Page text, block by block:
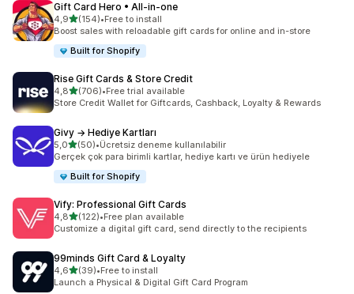
Gift Card Hero • All‑in‑one
4,95 yıldız üzerinden
(154)
toplam 154 değerlendirme
•Free to install
Boost sales with reloadable gift cards for online and in-store
Built for Shopify
Rise Gift Cards & Store Credit
4,85 yıldız üzerinden
(706)
toplam 706 değerlendirme
•Free trial available
Store Credit Wallet for Giftcards, Cashback, Loyalty & Rewards
Givy → Hediye Kartları
5,05 yıldız üzerinden
(50)
toplam 50 değerlendirme
•Ücretsiz deneme kullanılabilir
Gerçek çok para birimli kartlar, hediye kartı ve ürün hediyele
Built for Shopify
Vify: Professional Gift Cards
4,85 yıldız üzerinden
(122)
toplam 122 değerlendirme
•Free plan available
Customize a digital gift card, send directly to the recipients
99minds Gift Card & Loyalty
4,65 yıldız üzerinden
(39)
toplam 39 değerlendirme
•Free to install
Launch a Physical & Digital Gift Card Program